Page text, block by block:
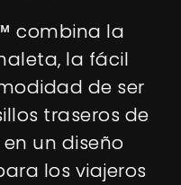
combina la
la fácil
de ser
traseros de
un diseño
los viajeros